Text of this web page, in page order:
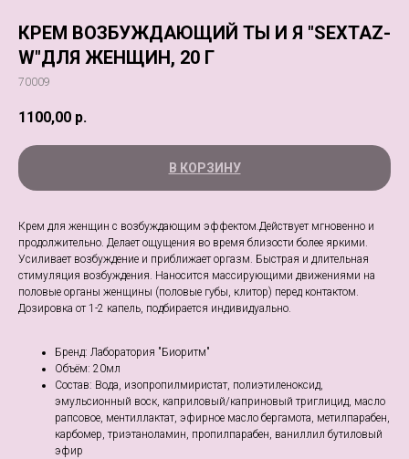
КРЕМ ВОЗБУЖДАЮЩИЙ ТЫ И Я "SEXTAZ-
W"ДЛЯ ЖЕНЩИН, 20 Г
70009
1100,00 р.
В КОРЗИНУ
Крем для женщин с возбуждающим эффектом.Действует мгновенно и
продолжительно. Делает ощущения во время близости более яркими.
Усиливает возбуждение и приближает оргазм. Быстрая и длительная
стимуляция возбуждения. Наносится массирующими движениями на
половые органы женщины (половые губы, клитор) перед контактом.
Дозировка от 1-2 капель, подбирается индивидуально.
Бренд: Лаборатория "Биоритм"
Объём: 20мл
Состав: Вода, изопропилмиристат, полиэтиленоксид,
эмульсионный воск, каприловый/каприновый триглицид, масло
рапсовое, ментиллактат, эфирное масло бергамота, метилпарабен,
карбомер, триэтаноламин, пропилпарабен, ваниллил бутиловый
эфир